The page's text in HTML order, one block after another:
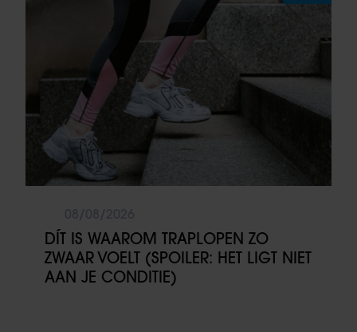
DÍT IS WAAROM TRAPLOPEN ZO
ZWAAR VOELT (SPOILER: HET LIGT NIET
AAN JE CONDITIE)